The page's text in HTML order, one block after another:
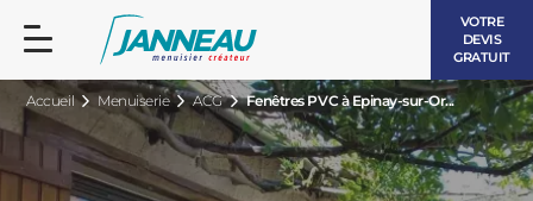
VOTRE
DEVIS
GRATUIT
Accueil Menuiserie ACG Fenêtres PVC à Epinay-sur-Or...